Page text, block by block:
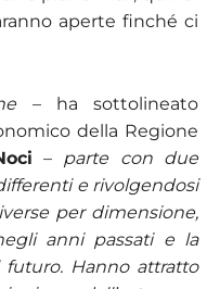
aperte finché ci
– ha sottolineato
della Regione
– parte con due
e rivolgendosi
per dimensione,
anni passati e la
Hanno attratto